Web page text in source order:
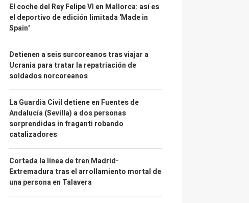
El coche del Rey Felipe VI en Mallorca: así es
el deportivo de edición limitada 'Made in
Spain'
Detienen a seis surcoreanos tras viajar a
Ucrania para tratar la repatriación de
soldados norcoreanos
La Guardia Civil detiene en Fuentes de
Andalucía (Sevilla) a dos personas
sorprendidas in fraganti robando
catalizadores
Cortada la línea de tren Madrid-
Extremadura tras el arrollamiento mortal de
una persona en Talavera